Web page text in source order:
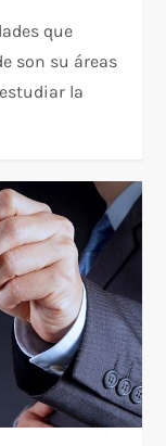
que
son su áreas
la